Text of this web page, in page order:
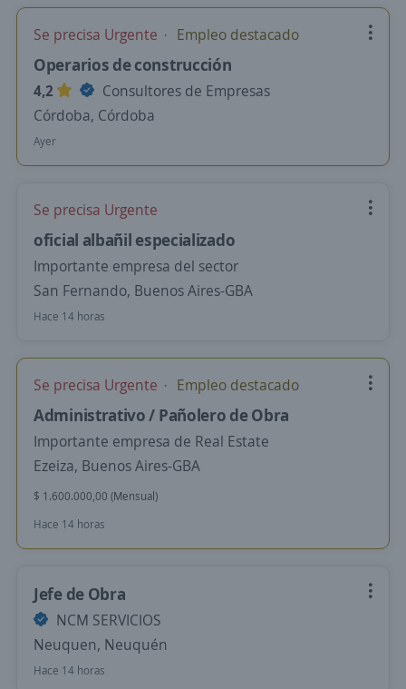
Se precisa Urgente Empleo destacado
Operarios de construcción
4,2
Consultores de Empresas
Córdoba, Córdoba
Ayer
Se precisa Urgente
oficial albañil especializado
Importante empresa del sector
San Fernando, Buenos Aires-GBA
Hace 14 horas
Se precisa Urgente Empleo destacado
Administrativo / Pañolero de Obra
Importante empresa de Real Estate
Ezeiza, Buenos Aires-GBA
$ 1.600.000,00 (Mensual)
Hace 14 horas
Jefe de Obra
NCM SERVICIOS
Neuquen, Neuquén
Hace 14 horas